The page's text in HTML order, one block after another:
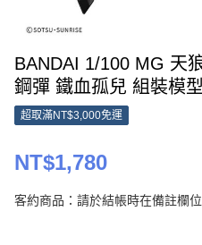
BANDAI 1/100 MG 天
鋼彈 鐵血孤兒 組裝模
超取滿NT$3,000免運
NT$1,780
客約商品：請於結帳時在備註欄